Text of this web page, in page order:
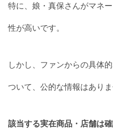
特に、娘・真保さんがマネ
性が高いです。
しかし、ファンからの具体
ついて、公的な情報はありま
該当する実在商品・店舗は